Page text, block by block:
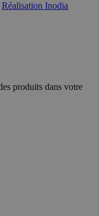
Réalisation Inodia
produits dans votre